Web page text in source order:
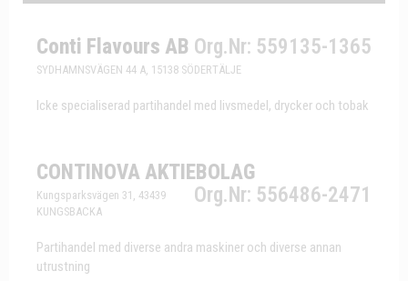
Conti Flavours AB Org.Nr: 559135-1365
SYDHAMNSVÄGEN 44 A, 15138 SÖDERTÄLJE
Icke specialiserad partihandel med livsmedel, drycker och tobak
CONTINOVA AKTIEBOLAG
Org.Nr: 556486-2471
Kungsparksvägen 31, 43439
KUNGSBACKA
Partihandel med diverse andra maskiner och diverse annan
utrustning